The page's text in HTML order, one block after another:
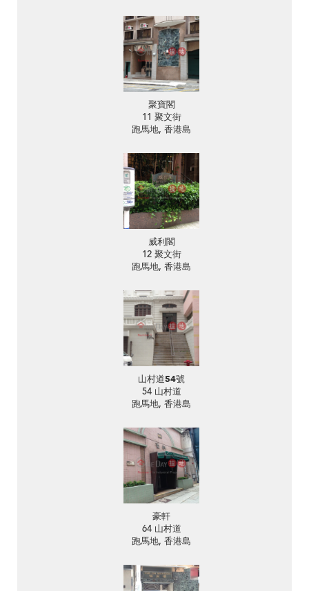
聚寶閣
11 聚文街
跑馬地, 香港島
威利閣
12 聚文街
跑馬地, 香港島
山村道54號
54 山村道
跑馬地, 香港島
豪軒
64 山村道
跑馬地, 香港島